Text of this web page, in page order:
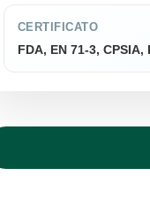
CERTIFICATO
FDA, EN 71-3, CPSIA,